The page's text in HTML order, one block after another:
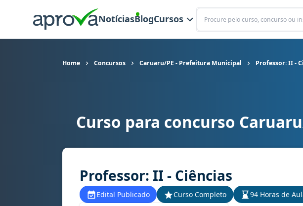
NotíciasBlogCursos
Buscar
Home Concursos Caruaru/PE - Prefeitura Municipal Professor: II -
Curso para concurso Caruaru/PE - Prefeitura Municipal cargo Professor:
Curso para concurso
Professor: II - Ciências
Edital Publicado Curso Completo 94 Horas de